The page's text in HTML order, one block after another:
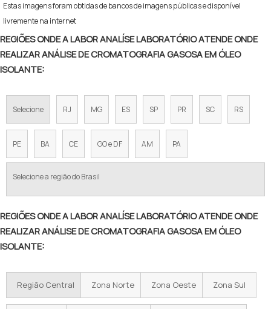
Estas imagens foram obtidas de bancos de imagens públicas e disponível
livremente na internet
REGIÕES ONDE A LABOR ANALÍSE LABORATÓRIO ATENDE ONDE
REALIZAR ANÁLISE DE CROMATOGRAFIA GASOSA EM ÓLEO
ISOLANTE:
Selecione RJ MG ES SP PR SC RS
PE BA CE GO e DF AM PA
Selecione a região do Brasil
REGIÕES ONDE A LABOR ANALÍSE LABORATÓRIO ATENDE ONDE
REALIZAR ANÁLISE DE CROMATOGRAFIA GASOSA EM ÓLEO
ISOLANTE:
Região Central Zona Norte Zona Oeste Zona Sul